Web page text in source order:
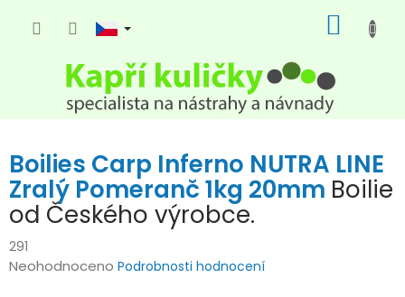
KOŠÍK
Boilies Carp Inferno NUTRA LINE
Zralý Pomeranč 1kg 20mm Boilie
od Českého výrobce.
291
Průměrné
Neohodnoceno Podrobnosti hodnocení